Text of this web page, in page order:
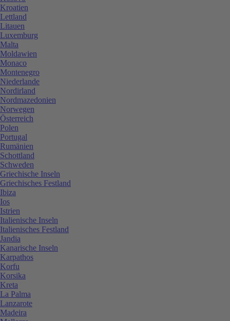
Kroatien
Lettland
Litauen
Luxemburg
Malta
Moldawien
Monaco
Montenegro
Niederlande
Nordirland
Nordmazedonien
Norwegen
Österreich
Polen
Portugal
Rumänien
Schottland
Schweden
Griechische Inseln
Griechisches Festland
Ibiza
Ios
Istrien
Italienische Inseln
Italienisches Festland
Jandia
Kanarische Inseln
Karpathos
Korfu
Korsika
Kreta
La Palma
Lanzarote
Madeira